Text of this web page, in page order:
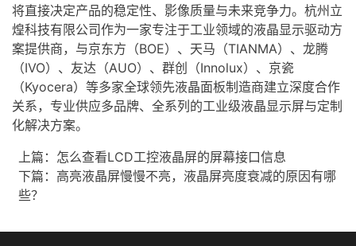
将直接决定产品的稳定性、影像质量与未来竞争力。杭州立
煌科技有限公司作为一家专注于工业领域的液晶显示驱动方
案提供商，与京东方（BOE）、天马（TIANMA）、龙腾
（IVO）、友达（AUO）、群创（Innolux）、京瓷
（Kyocera）等多家全球领先液晶面板制造商建立深度合作
关系，专业供应多品牌、全系列的工业级液晶显示屏与定制
化解决方案。
上篇： 怎么查看LCD工控液晶屏的屏幕接口信息
下篇： 高亮液晶屏慢慢不亮，液晶屏亮度衰减的原因有哪
些？